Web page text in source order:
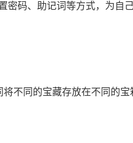
码、助记词等方式，为
不同的宝藏存放在不同的